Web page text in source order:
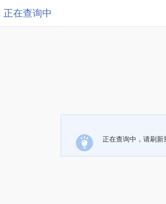
正在查询中
正在查询中，请刷新